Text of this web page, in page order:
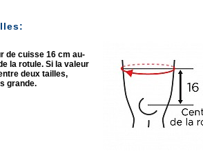
de cuisse 16 cm au-
la rotule. Si la valeur
deux tailles,
grande.